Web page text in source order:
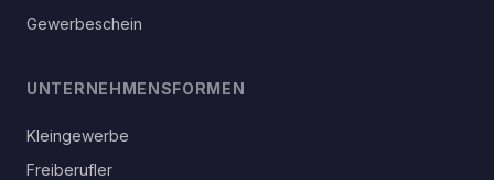
Gewerbeschein
UNTERNEHMENSFORMEN
Kleingewerbe
Freiberufler